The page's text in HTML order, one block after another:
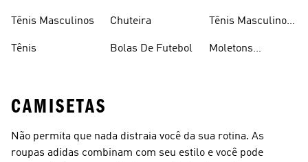
Tênis Masculinos
Tênis
Chuteira
Bolas De Futebol
Tênis Masculino
Moletons
CAMISETAS
Não permita que nada distraia você da sua rotina. As
roupas adidas combinam com seu estilo e você pode